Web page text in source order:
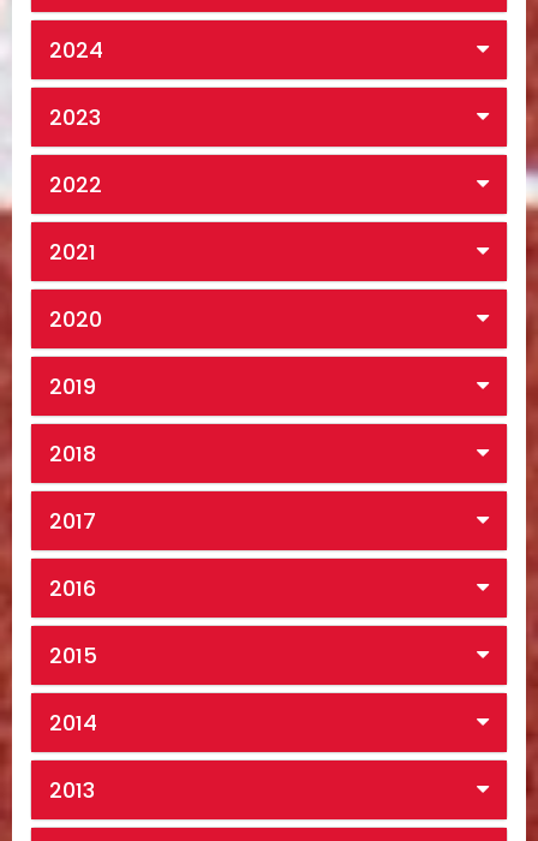
2024
2023
2022
2021
2020
2019
2018
2017
2016
2015
2014
2013